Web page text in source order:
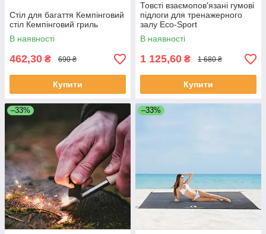
Стіл для багаття Кемпінговий
стіл Кемпінговий гриль
В наявності
462,30 ₴ 690 ₴
Купити
Товсті взаємопов'язані гумові
підлоги для тренажерного
залу Eco-Sport
В наявності
1 125,60 ₴ 1 680 ₴
Купити
–33% –33%